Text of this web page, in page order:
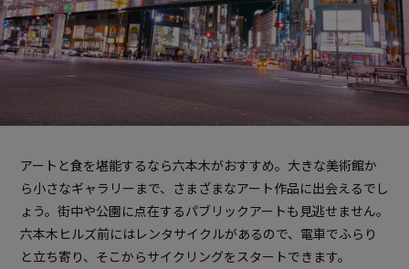
アートと食を堪能するなら六本木がおすすめ。大きな美術館か
ら小さなギャラリーまで、さまざまなアート作品に出会えるでし
ょう。街中や公園に点在するパブリックアートも見逃せません。
六本木ヒルズ前にはレンタサイクルがあるので、電車でふらり
と立ち寄り、そこからサイクリングをスタートできます。